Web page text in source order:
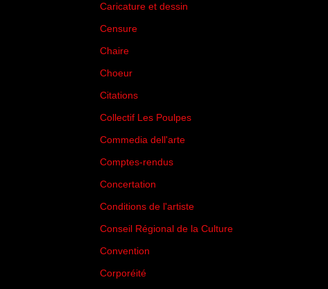
Caricature et dessin
Censure
Chaire
Choeur
Citations
Collectif Les Poulpes
Commedia dell'arte
Comptes-rendus
Concertation
Conditions de l'artiste
Conseil Régional de la Culture
Convention
Corporéité